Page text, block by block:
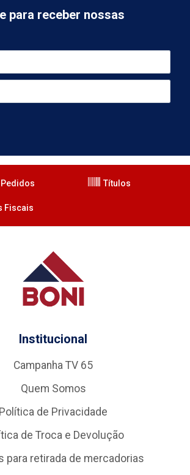
para receber nossas
Títulos
Fiscais
Institucional
Campanha TV 65
Quem Somos
Política de Privacidade
de Troca e Devolução
para retirada de mercadorias